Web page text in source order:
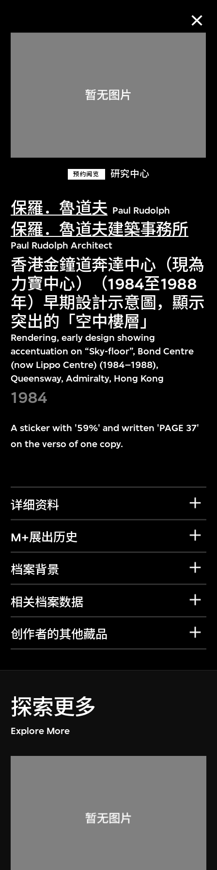
预约阅览 研究中心
保羅．魯道夫 Paul Rudolph
保羅．魯道夫建築事務所
Paul Rudolph Architect
香港金鐘道奔達中心（現為
力寶中心）（1984至1988
年）早期設計示意圖，顯示
突出的「空中樓層」
Rendering, early design showing
accentuation on “Sky-floor”, Bond Centre
(now Lippo Centre) (1984–1988),
Queensway, Admiralty, Hong Kong
1984
A sticker with '59%' and written 'PAGE 37'
on the verso of one copy.
详细资料
M+展出历史
档案背景
相关档案数据
创作者的其他藏品
探索更多
Explore More
关于M+藏品
探索世界顶级的二十及二十一世纪视觉
文化藏品。